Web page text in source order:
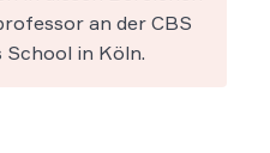
an der CBS
in Köln.